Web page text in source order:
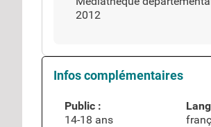
2012
Infos complémentaires
Public :
14-18 ans